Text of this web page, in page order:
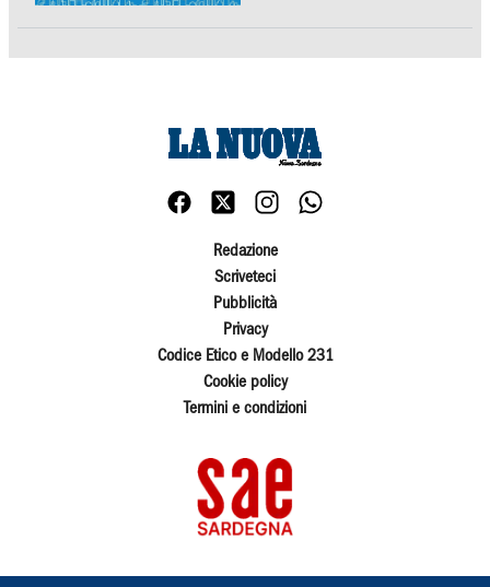
Redazione
Scriveteci
Pubblicità
Privacy
Codice Etico e Modello 231
Cookie policy
Termini e condizioni